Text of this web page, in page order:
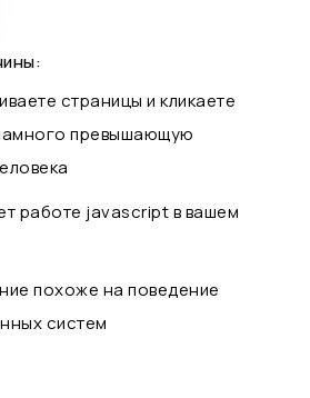
страницы и кликаете
превышающую
работе javascript в вашем
похоже на поведение
систем